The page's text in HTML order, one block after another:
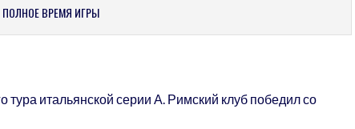
ПОЛНОЕ ВРЕМЯ ИГРЫ
тура итальянской серии А. Римский клуб победил со